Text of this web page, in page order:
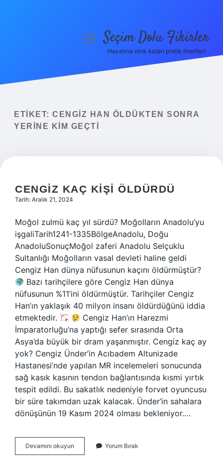
Yasal Uyarı
menüyüSeçim Dolu Fikirler
Hayatına renk katan pratik öneriler!
ETIKET: CENGIZ HAN ÖLDÜKTEN SONRA
YERINE KIM GEÇTI
CENGIZ KAÇ KIŞI ÖLDÜRDÜ
Tarih: Aralık 21, 2024
Moğol zulmü kaç yıl sürdü? Moğolların Anadolu’yu
işgaliTarih1241-1335BölgeAnadolu, Doğu
AnadoluSonuçMoğol zaferi Anadolu Selçuklu
Sultanlığı Moğolların vasal devleti haline geldi
Cengiz Han dünya nüfusunun kaçını öldürmüştür?
Bazı tarihçilere göre Cengiz Han dünya
nüfusunun %11’ini öldürmüştür. Tarihçiler Cengiz
Han’ın yaklaşık 40 milyon insanı öldürdüğünü iddia
etmektedir.
Cengiz Han’ın Harezmi
İmparatorluğu’na yaptığı sefer sırasında Orta
Asya’da büyük bir dram yaşanmıştır. Cengiz kaç ay
yok? Cengiz Ünder’in Acıbadem Altunizade
Hastanesi’nde yapılan MR incelemeleri sonucunda
sağ kasık kasının tendon bağlantısında kısmi yırtık
tespit edildi. Bu sakatlık nedeniyle forvet oyuncusu
bir süre takımdan uzak kalacak. Ünder’in sahalara
dönüşünün 19 Kasım 2024 olması bekleniyor.…
Devamını okuyun
Kaç
Yorum Bırak